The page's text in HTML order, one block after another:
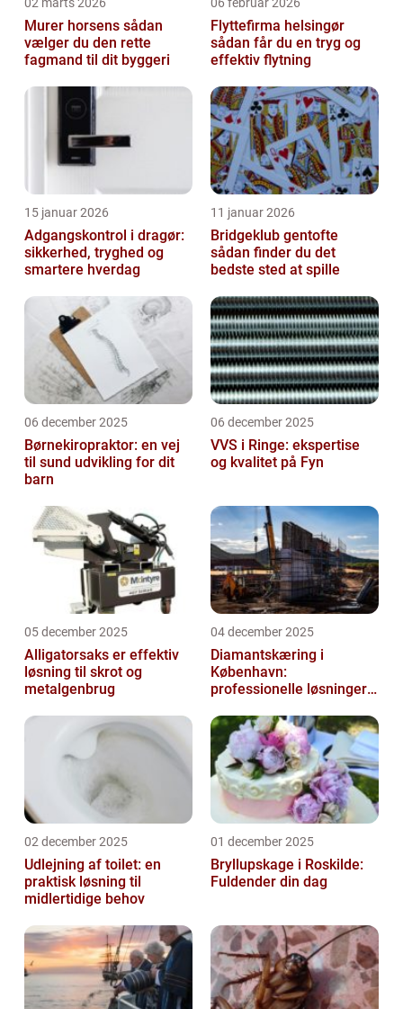
Murer horsens sådan
vælger du den rette
fagmand til dit byggeri
Flyttefirma helsingør
sådan får du en tryg og
effektiv flytning
15 januar 2026
Adgangskontrol i dragør:
sikkerhed, tryghed og
smartere hverdag
11 januar 2026
Bridgeklub gentofte
sådan finder du det
bedste sted at spille
06 december 2025
Børnekiropraktor: en vej
til sund udvikling for dit
barn
06 december 2025
VVS i Ringe: ekspertise
og kvalitet på Fyn
05 december 2025
Alligatorsaks er effektiv
løsning til skrot og
metalgenbrug
04 december 2025
Diamantskæring i
København:
professionelle løsninger
02 december 2025
Udlejning af toilet: en
praktisk løsning til
midlertidige behov
01 december 2025
Bryllupskage i Roskilde:
Fuldender din dag